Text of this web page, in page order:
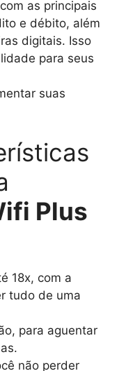
as principais
e débito, além
digitais. Isso
para seus
suas
Plus
18x, com a
tudo de uma
para aguentar
não perder